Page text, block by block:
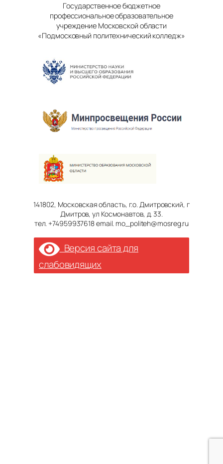
Государственное бюджетное
профессиональное образовательное
учреждение Московской области
«Подмосковный политехнический колледж»
141802, Московская область, г.о. Дмитровский, г
Дмитров, ул Космонавтов, д. 33.
тел. +74959937618 email. mo_politeh@mosreg.ru
Версия сайта для
слабовидящих